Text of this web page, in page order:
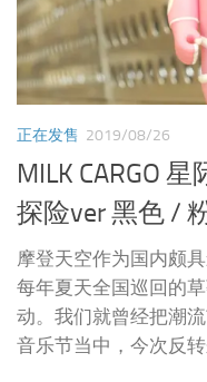
正在发售 2019/08/26
MILK CARGO
探险ver 黑色 /
摩登天空作为国内颇
每年夏天全国巡回的
动。我们就曾经把潮
音乐节当中，今次反转